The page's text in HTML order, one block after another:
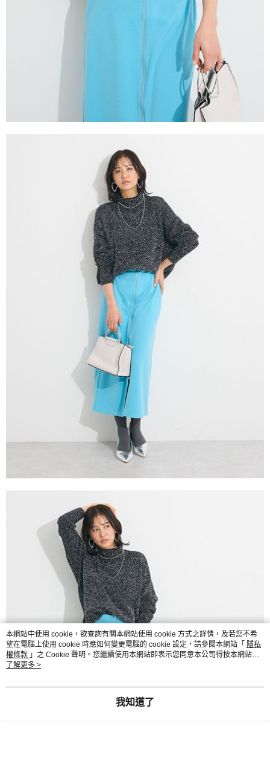
本網站中使用 cookie，欲查詢有關本網站使用 cookie 方式之詳情，及若您不希
望在電腦上使用 cookie 時應如何變更電腦的 cookie 設定，請參閱本網站「 隱私
權條款 」之 Cookie 聲明。您繼續使用本網站即表示您同意本公司得按本網站使
用條款之 Cookie 聲明使用 cookie。
了解更多 >
我知道了